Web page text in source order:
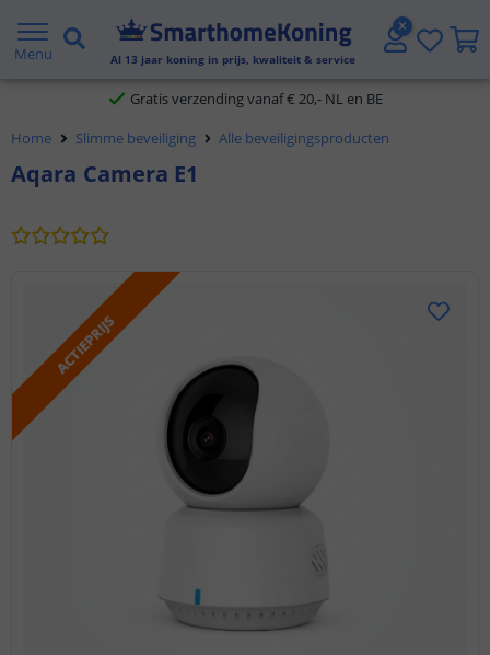
Menu Al 13 jaar koning in prijs, kwaliteit & service
2 jaar garantie
Gratis verzending vanaf € 20,- NL en BE
Klantbeoordeling 9.1
Home Slimme beveiliging Alle beveiligingsproducten
Aqara Camera E1
ACTIEPRIJS